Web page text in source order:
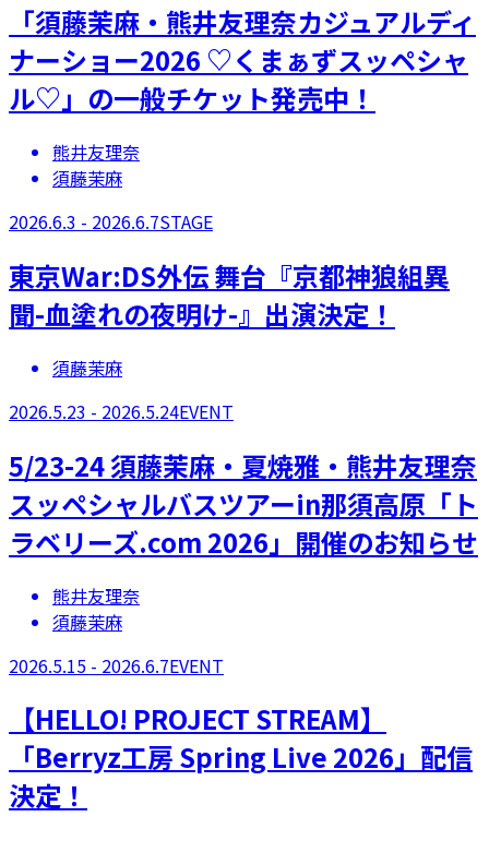
「須藤茉麻・熊井友理奈カジュアルディ
ナーショー2026 ♡くまぁずスッペシャ
ル♡」の一般チケット発売中！
熊井友理奈
須藤茉麻
2026.6.3 - 2026.6.7STAGE
​東京War:DS外伝 舞台『京都神狼組異
聞-血塗れの夜明け-』出演決定！
須藤茉麻
2026.5.23 - 2026.5.24EVENT
5/23-24 須藤茉麻・夏焼雅・熊井友理奈
スッペシャルバスツアーin那須高原「ト
ラベリーズ.com 2026」開催のお知らせ
熊井友理奈
須藤茉麻
2026.5.15 - 2026.6.7EVENT
【​HELLO! PROJECT STREAM】
「Berryz工房 Spring Live 2026」配信
決定！